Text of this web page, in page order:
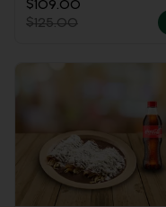
$109.00
$125.00